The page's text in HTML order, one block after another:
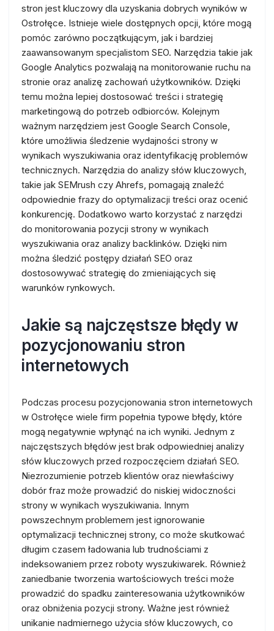
stron jest kluczowy dla uzyskania dobrych wyników w
Ostrołęce. Istnieje wiele dostępnych opcji, które mogą
pomóc zarówno początkującym, jak i bardziej
zaawansowanym specjalistom SEO. Narzędzia takie jak
Google Analytics pozwalają na monitorowanie ruchu na
stronie oraz analizę zachowań użytkowników. Dzięki
temu można lepiej dostosować treści i strategię
marketingową do potrzeb odbiorców. Kolejnym
ważnym narzędziem jest Google Search Console,
które umożliwia śledzenie wydajności strony w
wynikach wyszukiwania oraz identyfikację problemów
technicznych. Narzędzia do analizy słów kluczowych,
takie jak SEMrush czy Ahrefs, pomagają znaleźć
odpowiednie frazy do optymalizacji treści oraz ocenić
konkurencję. Dodatkowo warto korzystać z narzędzi
do monitorowania pozycji strony w wynikach
wyszukiwania oraz analizy backlinków. Dzięki nim
można śledzić postępy działań SEO oraz
dostosowywać strategię do zmieniających się
warunków rynkowych.
Jakie są najczęstsze błędy w
pozycjonowaniu stron
internetowych
Podczas procesu pozycjonowania stron internetowych
w Ostrołęce wiele firm popełnia typowe błędy, które
mogą negatywnie wpłynąć na ich wyniki. Jednym z
najczęstszych błędów jest brak odpowiedniej analizy
słów kluczowych przed rozpoczęciem działań SEO.
Niezrozumienie potrzeb klientów oraz niewłaściwy
dobór fraz może prowadzić do niskiej widoczności
strony w wynikach wyszukiwania. Innym
powszechnym problemem jest ignorowanie
optymalizacji technicznej strony, co może skutkować
długim czasem ładowania lub trudnościami z
indeksowaniem przez roboty wyszukiwarek. Również
zaniedbanie tworzenia wartościowych treści może
prowadzić do spadku zainteresowania użytkowników
oraz obniżenia pozycji strony. Ważne jest również
unikanie nadmiernego użycia słów kluczowych, co